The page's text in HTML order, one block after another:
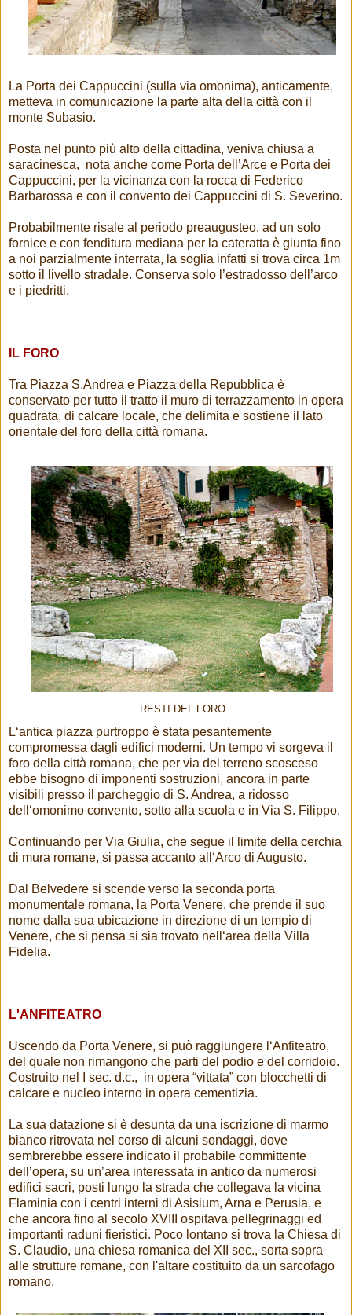
La Porta dei Cappuccini (sulla via omonima), anticamente,
metteva in comunicazione la parte alta della città con il
monte Subasio.
Posta nel punto più alto della cittadina, veniva chiusa a
saracinesca, nota anche come Porta dell’Arce e Porta dei
Cappuccini, per la vicinanza con la rocca di Federico
Barbarossa e con il convento dei Cappuccini di S. Severino.
Probabilmente risale al periodo preaugusteo, ad un solo
fornice e con fenditura mediana per la cateratta è giunta fino
a noi parzialmente interrata, la soglia infatti si trova circa 1m
sotto il livello stradale. Conserva solo l’estradosso dell’arco
e i piedritti.
IL FORO
Tra Piazza S.Andrea e Piazza della Repubblica è
conservato per tutto il tratto il muro di terrazzamento in opera
quadrata, di calcare locale, che delimita e sostiene il lato
orientale del foro della città romana.
RESTI DEL FORO
L‘antica piazza purtroppo è stata pesantemente
compromessa dagli edifici moderni. Un tempo vi sorgeva il
foro della città romana, che per via del terreno scosceso
ebbe bisogno di imponenti sostruzioni, ancora in parte
visibili presso il parcheggio di S. Andrea, a ridosso
dell‘omonimo convento, sotto alla scuola e in Via S. Filippo.
Continuando per Via Giulia, che segue il limite della cerchia
di mura romane, si passa accanto all‘Arco di Augusto.
Dal Belvedere si scende verso la seconda porta
monumentale romana, la Porta Venere, che prende il suo
nome dalla sua ubicazione in direzione di un tempio di
Venere, che si pensa si sia trovato nell‘area della Villa
Fidelia.
L'ANFITEATRO
Uscendo da Porta Venere, si può raggiungere l‘Anfiteatro,
del quale non rimangono che parti del podio e del corridoio.
Costruito nel I sec. d.c., in opera “vittata” con blocchetti di
calcare e nucleo interno in opera cementizia.
La sua datazione si è desunta da una iscrizione di marmo
bianco ritrovata nel corso di alcuni sondaggi, dove
sembrerebbe essere indicato il probabile committente
dell’opera, su un’area interessata in antico da numerosi
edifici sacri, posti lungo la strada che collegava la vicina
Flaminia con i centri interni di Asisium, Arna e Perusia, e
che ancora fino al secolo XVIII ospitava pellegrinaggi ed
importanti raduni fieristici. Poco lontano si trova la Chiesa di
S. Claudio, una chiesa romanica del XII sec., sorta sopra
alle strutture romane, con l'altare costituito da un sarcofago
romano.